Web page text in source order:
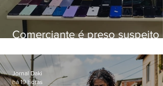
Comerciante é preso suspeito
loja
Jornal Daki
há 19 horas